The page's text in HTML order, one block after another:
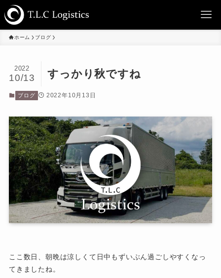
ホーム ブログ
すっかり秋ですね
2022
10/13
ブログ 2022年10月13日
ここ数日、朝晩は涼しくて日中もずいぶん過ごしやすくなっ
てきましたね。